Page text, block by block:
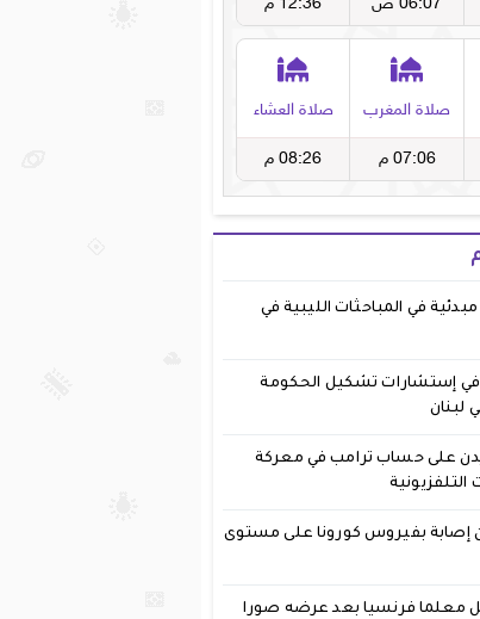
في المباحثات الليبية في
في إستشارات تشكيل الحكومة
لبنان
على حساب ترامب في معركة
التلفزيونية
إصابة بفيروس كورونا على مستوى
معلما فرنسيا بعد عرضه صورا